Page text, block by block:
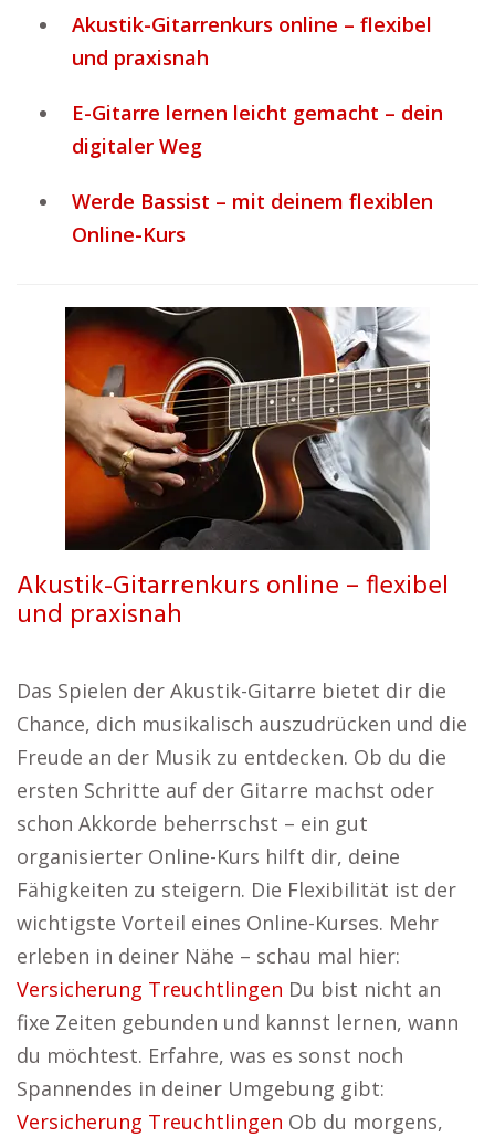
Akustik-Gitarrenkurs online – flexibel
und praxisnah
E-Gitarre lernen leicht gemacht – dein
digitaler Weg
Werde Bassist – mit deinem flexiblen
Online-Kurs
Akustik-Gitarrenkurs online – flexibel
und praxisnah
Das Spielen der Akustik-Gitarre bietet dir die
Chance, dich musikalisch auszudrücken und die
Freude an der Musik zu entdecken. Ob du die
ersten Schritte auf der Gitarre machst oder
schon Akkorde beherrschst – ein gut
organisierter Online-Kurs hilft dir, deine
Fähigkeiten zu steigern. Die Flexibilität ist der
wichtigste Vorteil eines Online-Kurses. Mehr
erleben in deiner Nähe – schau mal hier:
Versicherung Treuchtlingen Du bist nicht an
fixe Zeiten gebunden und kannst lernen, wann
du möchtest. Erfahre, was es sonst noch
Spannendes in deiner Umgebung gibt:
Versicherung Treuchtlingen Ob du morgens,